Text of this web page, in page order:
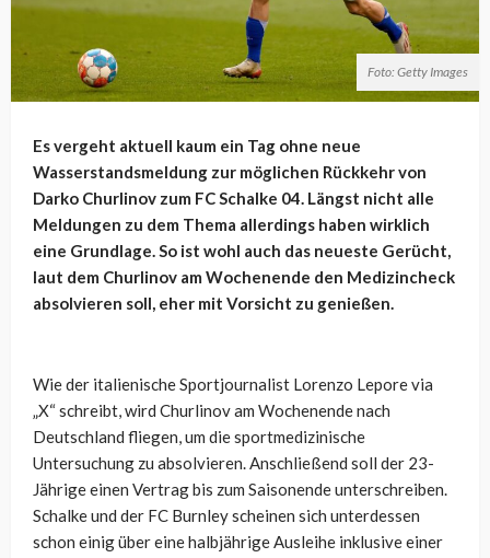
Foto: Getty Images
Es vergeht aktuell kaum ein Tag ohne neue
Wasserstandsmeldung zur möglichen Rückkehr von
Darko Churlinov zum FC Schalke 04. Längst nicht alle
Meldungen zu dem Thema allerdings haben wirklich
eine Grundlage. So ist wohl auch das neueste Gerücht,
laut dem Churlinov am Wochenende den Medizincheck
absolvieren soll, eher mit Vorsicht zu genießen.
Wie der italienische Sportjournalist Lorenzo Lepore via
„X“ schreibt, wird Churlinov am Wochenende nach
Deutschland fliegen, um die sportmedizinische
Untersuchung zu absolvieren. Anschließend soll der 23-
Jährige einen Vertrag bis zum Saisonende unterschreiben.
Schalke und der FC Burnley scheinen sich unterdessen
schon einig über eine halbjährige Ausleihe inklusive einer